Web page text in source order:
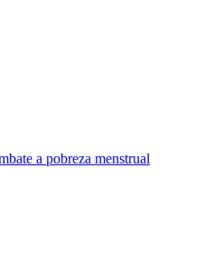
a pobreza menstrual